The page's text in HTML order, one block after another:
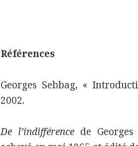
Références
Georges Sebbag, «
2002.
De l’indifférence de